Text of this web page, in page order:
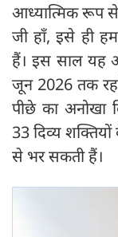
आध्यात्मिक रूप से
जी हाँ, इसे ही
हैं। इस साल यह
जून 2026 तक
पीछे का अनोखा
33 दिव्य
से भर सकती हैं।